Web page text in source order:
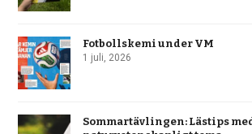
Fotbollskemi under VM
1 juli, 2026
Sommartävlingen: Lästips